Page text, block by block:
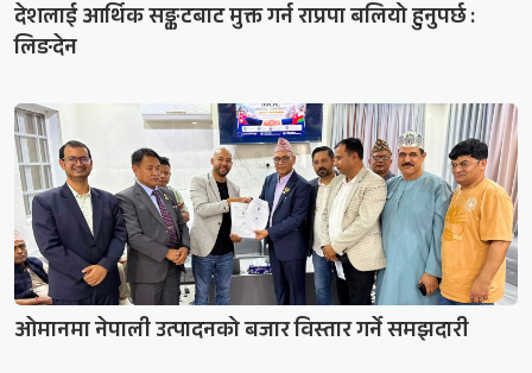
देशलाई आर्थिक सङ्कटबाट मुक्त गर्न राप्रपा बलियो हुनुपर्छ :
लिङदेन
ओमानमा नेपाली उत्पादनको बजार विस्तार गर्ने समझदारी